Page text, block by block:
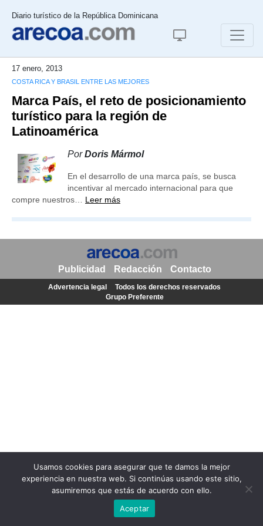
Diario turístico de la República Dominicana
17 enero, 2013
COSTA RICA Y BRASIL ENTRE LAS MEJORES
Marca País, el reto de posicionamiento
turístico para la región de
Latinoamérica
PorDoris Mármol
En el desarrollo de una marca país, se busca
incentivar al mercado internacional para que
compre nuestros… Leer más
Usamos cookies para asegurar que te damos la mejor
experiencia en nuestra web. Si continúas usando este sitio,
asumiremos que estás de acuerdo con ello.
Aceptar
Publicidad Redacción Contacto
Advertencia legal
Todos los derechos reservados
Grupo Preferente